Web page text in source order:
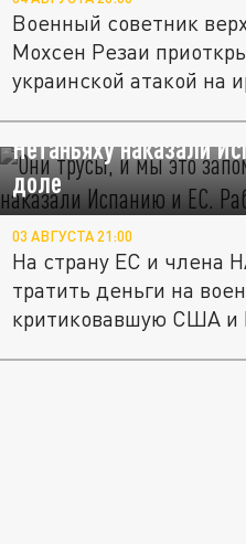
Военный советник
Мохсен Резаи
украинской атакой на
"Они трусы, и мы это
Нетаньяху наказали
доле
03 АВГУСТА 21:00
На страну ЕС и члена
тратить деньги на
критиковавшую США и